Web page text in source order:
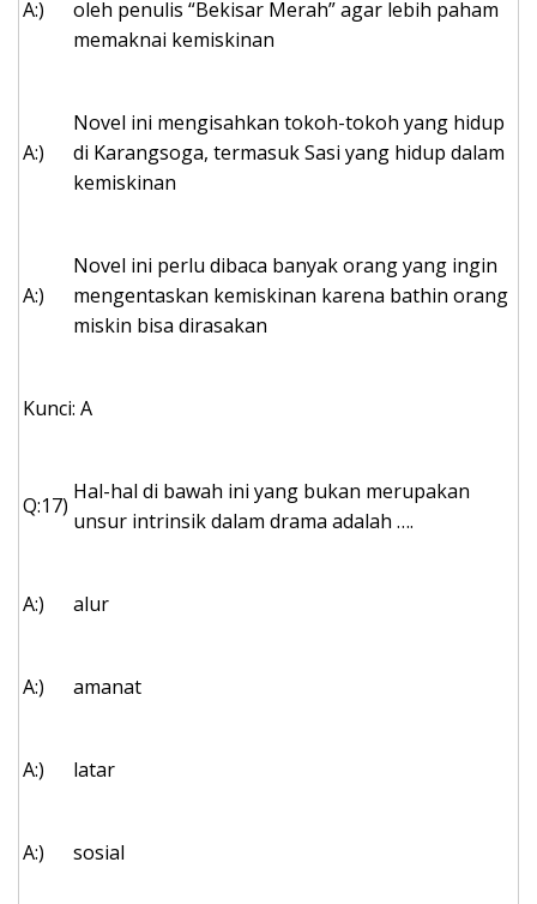
A:)
oleh penulis “Bekisar Merah” agar lebih paham
memaknai kemiskinan
A:)
Novel ini mengisahkan tokoh-tokoh yang hidup
di Karangsoga, termasuk Sasi yang hidup dalam
kemiskinan
A:)
Novel ini perlu dibaca banyak orang yang ingin
mengentaskan kemiskinan karena bathin orang
miskin bisa dirasakan
Kunci: A
Q:17)
Hal-hal di bawah ini yang bukan merupakan
unsur intrinsik dalam drama adalah ….
A:) alur
A:) amanat
A:) latar
A:) sosial